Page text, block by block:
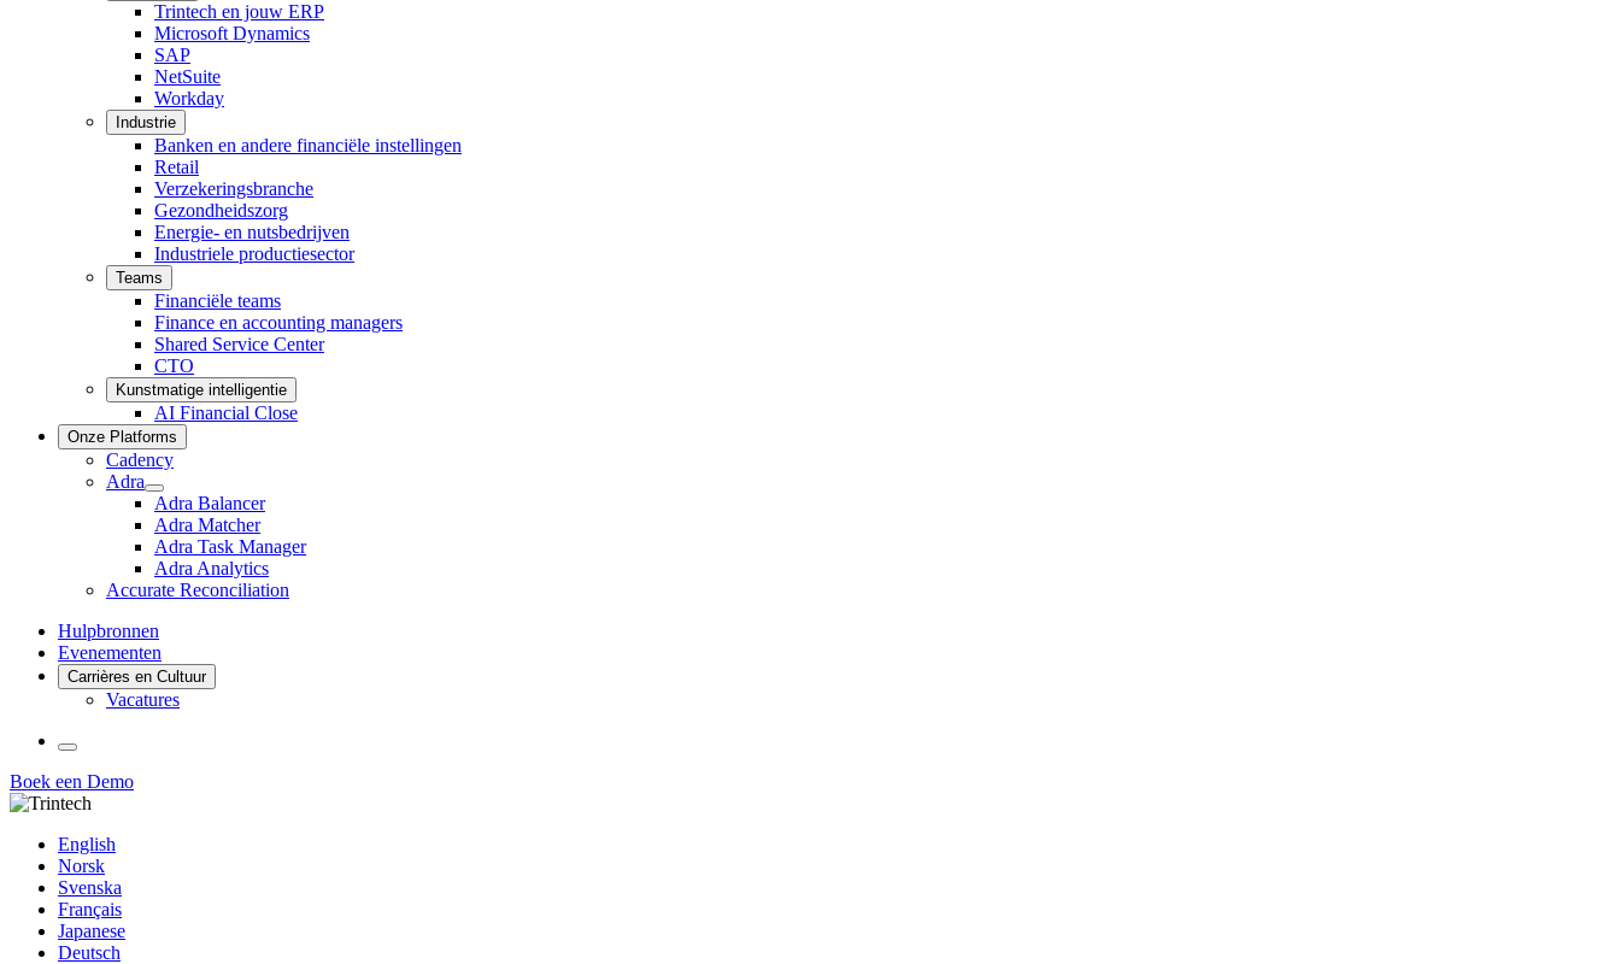
Trintech en jouw ERP
Microsoft Dynamics
SAP
NetSuite
Workday
Industrie
Banken en andere financiële instellingen
Retail
Verzekeringsbranche
Gezondheidszorg
Energie- en nutsbedrijven
Industriele productiesector
Teams
Financiële teams
Finance en accounting managers
Shared Service Center
CTO
Kunstmatige intelligentie
AI Financial Close
Onze Platforms
Cadency
Adra
Adra
submenu
Adra Balancer
Adra Matcher
Adra Task Manager
Adra Analytics
Accurate Reconciliation
Hulpbronnen
Evenementen
Carrières en Cultuur
Vacatures
Taal
Boek een Demo
English
Norsk
Svenska
Français
Japanese
Deutsch